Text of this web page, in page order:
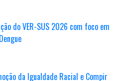
do VER-SUS 2026 com foco em
da Igualdade Racial e Compir